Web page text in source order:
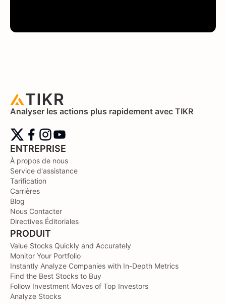
Analyser les actions plus rapidement avec TIKR
ENTREPRISE
À propos de nous
Service d'assistance
Tarification
Carrières
Blog
Nous Contacter
Directives Éditoriales
PRODUIT
Value Stocks Quickly and Accurately
Monitor Your Portfolio
Instantly Analyze Companies with In-Depth Metrics
Find the Best Stocks to Buy
Follow Investment Moves of Top Investors
Analyze Stocks